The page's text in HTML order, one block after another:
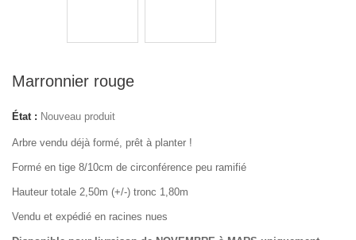
Marronnier rouge
État : Nouveau produit
Arbre vendu déjà formé, prêt à planter !
Formé en tige 8/10cm de circonférence peu ramifié
Hauteur totale 2,50m (+/-) tronc 1,80m
Vendu et expédié en racines nues